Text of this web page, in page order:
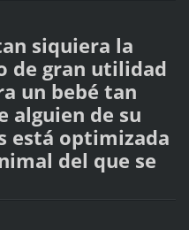
siquiera la
de gran utilidad
un bebé tan
alguien de su
está optimizada
del que se